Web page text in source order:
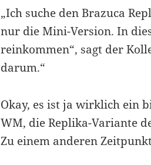
„Ich suche den Brazuca
nur die Mini-Version. In
reinkommen“, sagt der
darum.“
Okay, es ist ja wirklich ein
WM, die Replika-Variante
Zu einem anderen